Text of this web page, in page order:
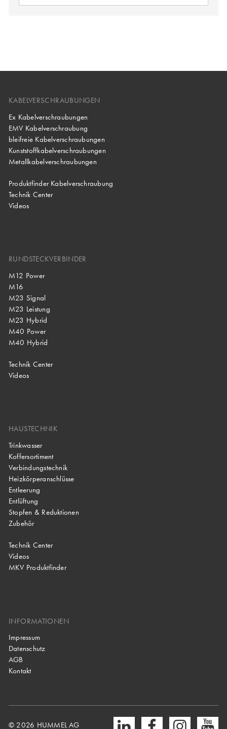
KABELVERSCHRAUBUNGEN
Ex Kabelverschraubungen
EMV Kabelverschraubung
bleifreie Kabelverschraubungen
Kunststoffkabelverschraubungen
Metallkabelverschraubungen
Produktfinder Kabelverschraubung
Technik Center
Videos
RUNDSTECKVERBINDER
M12 Power
M16
M23 Signal
M23 Leistung
M23 Hybrid
M40 Power
M40 Hybrid
Technik Center
Videos
HAUSTECHNIK
Trinkwasser
Koffersortiment
Verbindungstechnik
Heizkörperanschlüsse
Entleerung
Entlüftung
Stopfen & Reduktionen
Zubehör
Technik Center
Videos
MKV Produktfinder
INFORMATIONEN
Impressum
Datenschutz
AGB
Kontakt
© 2026 HUMMEL AG